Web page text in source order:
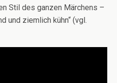
Stil des ganzen Märchens –
und ziemlich kühn“ (vgl.